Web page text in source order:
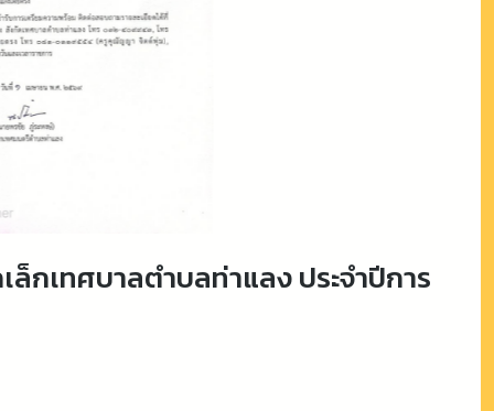
กเทศบาลตำบลท่าแลง ประจำปีการ